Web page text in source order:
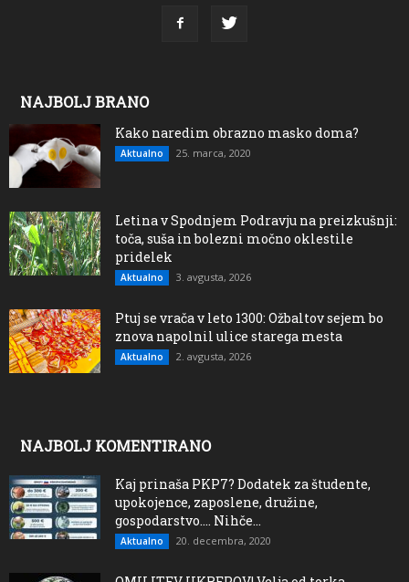
NAJBOLJ BRANO
Kako naredim obrazno masko doma?
Aktualno 25. marca, 2020
Letina v Spodnjem Podravju na preizkušnji:
toča, suša in bolezni močno oklestile
pridelek
Aktualno 3. avgusta, 2026
Ptuj se vrača v leto 1300: Ožbaltov sejem bo
znova napolnil ulice starega mesta
Aktualno 2. avgusta, 2026
NAJBOLJ KOMENTIRANO
Kaj prinaša PKP7? Dodatek za študente,
upokojence, zaposlene, družine,
gospodarstvo…. Nihče...
Aktualno 20. decembra, 2020